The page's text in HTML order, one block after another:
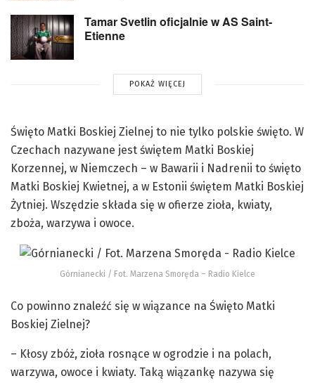
Tamar Svetlin oficjalnie w AS Saint-
Etienne
POKAŻ WIĘCEJ
Święto Matki Boskiej Zielnej to nie tylko polskie święto. W
Czechach nazywane jest świętem Matki Boskiej
Korzennej, w Niemczech – w Bawarii i Nadrenii to święto
Matki Boskiej Kwietnej, a w Estonii świętem Matki Boskiej
Żytniej. Wszędzie składa się w ofierze zioła, kwiaty,
zboża, warzywa i owoce.
Górnianecki / Fot. Marzena Smoręda – Radio Kielce
Co powinno znaleźć się w wiązance na Święto Matki
Boskiej Zielnej?
– Kłosy zbóż, zioła rosnące w ogrodzie i na polach,
warzywa, owoce i kwiaty. Taką wiązankę nazywa się